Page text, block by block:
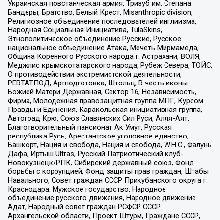
Украинская повстанческая армия, Тризуб им. Степана
Бандеры, Братство, Белый Крест, Misanthropic division,
Религиозное объединение последователей инглиизма,
Народная Социальная Инициатива, TulaSkins,
Этнополитическое объединение Русские, Русское
национальное объединение Атака, Мечеть Мирмамеда,
Община Коренного Русского народа г. Астрахани, ВОЛЯ,
Меджлис крымскотатарского народа, Рубеж Севера, ТОЙС,
О противодействии экстремистской деятельности,
РЕВТАТПОД, Артподготовка, Штольц, В честь иконы
Божией Матери Державная, Сектор 16, Независимость,
Фирма, Молодежная правозащитная группа МПГ, Курсом
Правды и Единения, Каракольская инициативная группа,
Автоград Крю, Союз Славянских Сил Руси, Алля-Аят,
Благотворительный пансионат Ак Умут, Русская
республика Русь, Арестантское уголовное единство,
Башкорт, Нация и свобода, Нация и свобода, W.H.С., Фалунь
Дафа, Иртыш Ultras, Русский Патриотический клуб-
Новокузнецк/РПК, Сибирский державный союз, Фонд
борьбы с коррупцией, Фонд защиты прав граждан, Штабы
Навального, Совет граждан СССР Прикубанского округа г.
Краснодара, Мужское государство, Народное
объединение русского движения, Народное движение
Адат, Народный совет граждан РСФСР СССР
Архангельской области, Проект Штурм, Граждане СССР,